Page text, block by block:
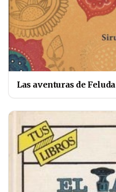
Las aventuras de Feluda